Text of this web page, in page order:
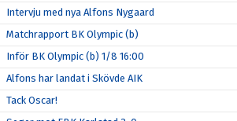
Intervju med nya Alfons Nygaard
Matchrapport BK Olympic (b)
Inför BK Olympic (b) 1/8 16:00
Alfons har landat i Skövde AIK
Tack Oscar!